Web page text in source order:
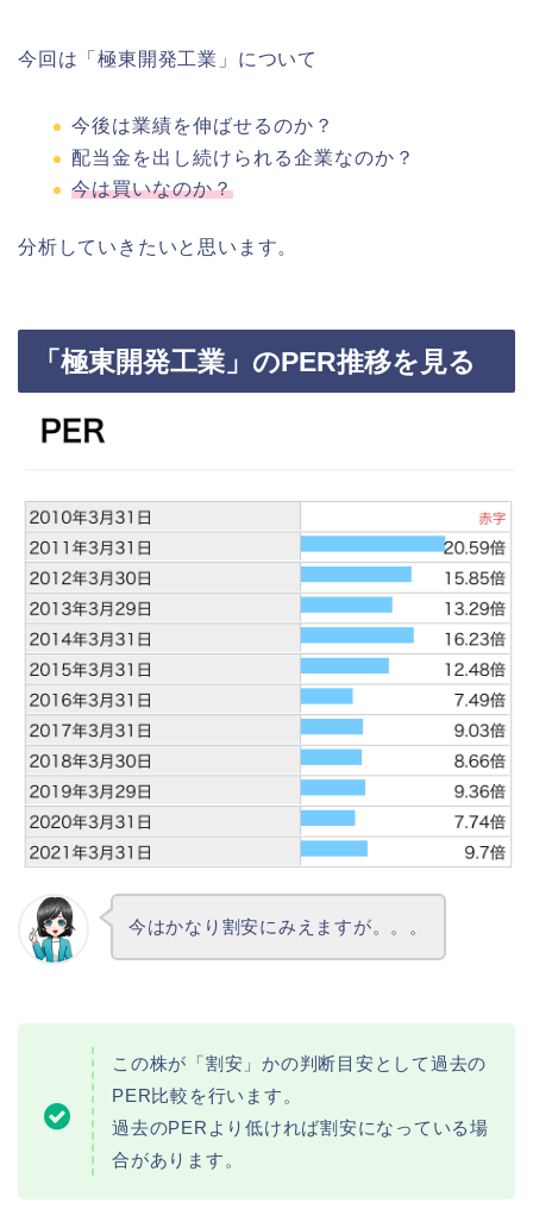
今回は「極東開発工業」について
今後は業績を伸ばせるのか？
配当金を出し続けられる企業なのか？
今は買いなのか？
分析していきたいと思います。
「極東開発工業」のPER推移を見る
今はかなり割安にみえますが。。。
この株が「割安」かの判断目安として過去の
PER比較を行います。
過去のPERより低ければ割安になっている場
合があります。